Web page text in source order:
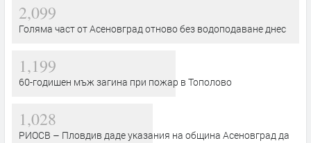
2,099
Голяма част от Асеновград отново без водоподаване днес
1,199
60-годишен мъж загина при пожар в Тополово
1,028
РИОСВ – Пловдив даде указания на община Асеновград да